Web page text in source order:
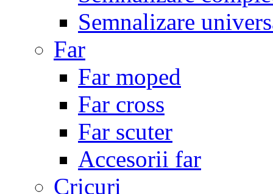
Semnalizare
Far
Far moped
Far cross
Far scuter
Accesorii far
Cricuri